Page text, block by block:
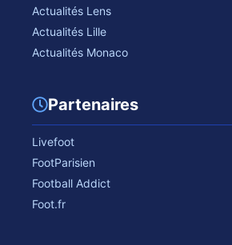
Actualités Lens
Actualités Lille
Actualités Monaco
Partenaires
Livefoot
FootParisien
Football Addict
Foot.fr